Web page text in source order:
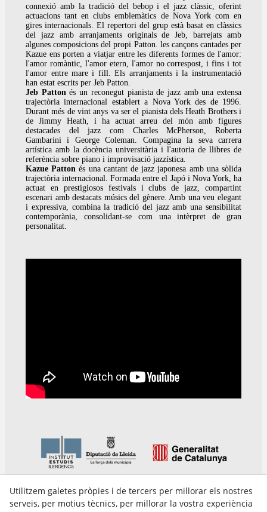
connexió amb la tradició del bebop i el jazz clàssic, oferint
actuacions tant en clubs emblemàtics de Nova York com en
gires internacionals. El repertori del grup està basat en clàssics
del jazz amb arranjaments originals de Jeb, barrejats amb
algunes composicions del propi Patton. les cançons cantades per
Kazue ens porten a viatjar entre les diferents formes de l'amor:
l'amor romàntic, l'amor etern, l'amor no correspost, i fins i tot
l'amor entre mare i fill. Els arranjaments i la instrumentació
han estat escrits per Jeb Patton.
Jeb Pattonés un reconegut pianista de jazz amb una extensa
trajectòria internacional establert a Nova York des de 1996.
Durant més de vint anys va ser el pianista dels Heath Brothers i
de Jimmy Heath, i ha actuat arreu del món amb figures
destacades del jazz com Charles McPherson, Roberta
Gambarini i George Coleman. Compagina la seva carrera
artística amb la docència universitària i l'autoria de llibres de
referència sobre piano i improvisació jazzística.
Kazue Patton és una cantant de jazz japonesa amb una sòlida
trajectòria internacional. Formada entre el Japó i Nova York, ha
actuat en prestigiosos festivals i clubs de jazz, compartint
escenari amb destacats músics del gènere. Amb una veu elegant
i expressiva, combina la tradició del jazz amb una sensibilitat
contemporània, consolidant-se com una intèrpret de gran
personalitat.
Utilitzem galetes pròpies i de tercers per millorar els nostres
serveis, per motius tècnics, per millorar la vostra experiència